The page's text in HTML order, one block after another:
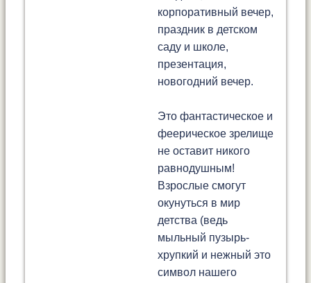
корпоративный вечер,
праздник в детском
саду и школе,
презентация,
новогодний вечер.
Это фантастическое и
феерическое зрелище
не оставит никого
равнодушным!
Взрослые смогут
окунуться в мир
детства (ведь
мыльный пузырь-
хрупкий и нежный это
символ нашего